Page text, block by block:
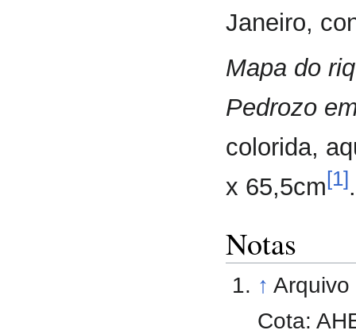
Janeiro,
Mapa do
Pedrozo
colorida,
x 65,5cm[1].
Notas
↑ Arquivo
Cota: